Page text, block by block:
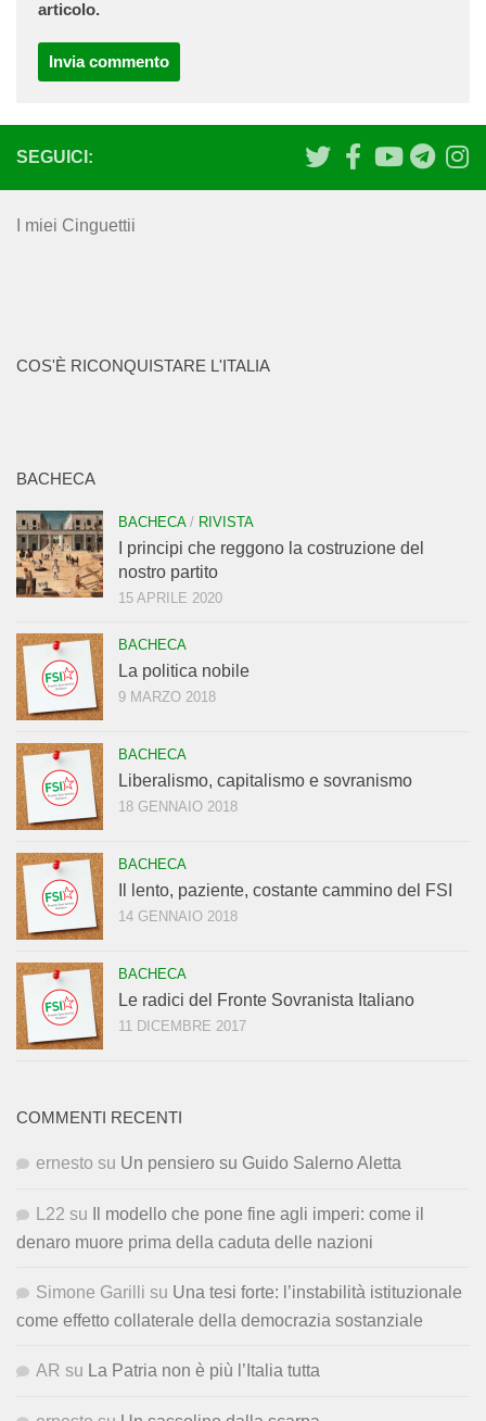
articolo.
SEGUICI:
I miei Cinguettii
COS'È RICONQUISTARE L'ITALIA
BACHECA
BACHECA/ RIVISTA
I principi che reggono la costruzione del
nostro partito
15 APRILE 2020
BACHECA
La politica nobile
9 MARZO 2018
BACHECA
Liberalismo, capitalismo e sovranismo
18 GENNAIO 2018
BACHECA
Il lento, paziente, costante cammino del FSI
14 GENNAIO 2018
BACHECA
Le radici del Fronte Sovranista Italiano
11 DICEMBRE 2017
COMMENTI RECENTI
ernesto su Un pensiero su Guido Salerno Aletta
L22 su
Il modello che pone fine agli imperi: come il
denaro muore prima della caduta delle nazioni
Simone Garilli su Una tesi forte: l’instabilità istituzionale
come effetto collaterale della democrazia sostanziale
AR su La Patria non è più l’Italia tutta